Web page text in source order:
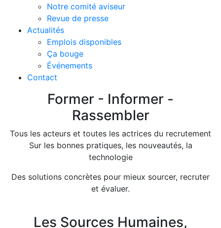
Notre comité aviseur
Revue de presse
Actualités
Emplois disponibles
Ça bouge
Événements
Contact
Former - Informer -
Rassembler
Tous les acteurs et toutes les actrices du recrutement
Sur les bonnes pratiques, les nouveautés, la
technologie
Des solutions concrètes pour mieux sourcer, recruter
et évaluer.
Les Sources Humaines,